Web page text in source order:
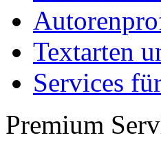
Textarten
Services
Premium